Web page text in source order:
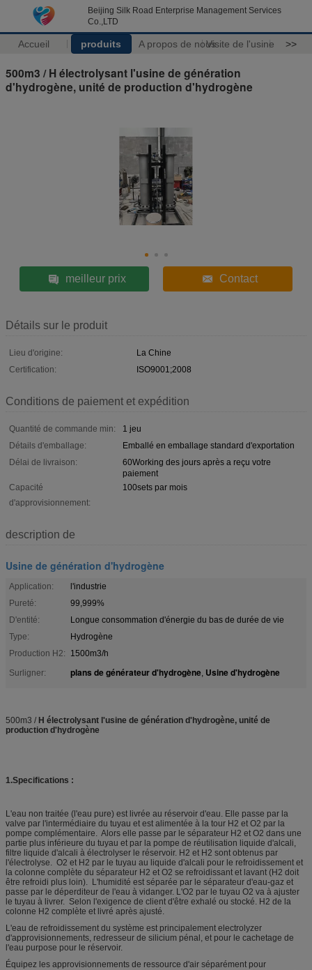
Beijing Silk Road Enterprise Management Services
Co.,LTD
Accueil produits A propos de nousVisite de l'usine >>
500m3 / H électrolysant l'usine de génération
d'hydrogène, unité de production d'hydrogène
meilleur prix Contact
Détails sur le produit
Lieu d'origine:
La Chine
Certification:
ISO9001;2008
Conditions de paiement et expédition
Quantité de commande min:
1 jeu
Détails d'emballage:
Emballé en emballage standard d'exportation
Délai de livraison:
60Working des jours après a reçu votre
paiement
Capacité
d'approvisionnement:
100sets par mois
description de
Usine de génération d'hydrogène
Application:
l'industrie
Pureté:
99,999%
D'entité:
Longue consommation d'énergie du bas de durée de vie
Type:
Hydrogène
Production H2:
1500m3/h
Surligner:
plans de générateur d'hydrogène, Usine d'hydrogène
500m3 / H électrolysant l'usine de génération d'hydrogène, unité de
production d'hydrogène
1.Specifications :
L'eau non traitée (l'eau pure) est livrée au réservoir d'eau. Elle passe par la
valve par l'intermédiaire du tuyau et est alimentée à la tour H2 et O2 par la
pompe complémentaire. Alors elle passe par le séparateur H2 et O2 dans une
partie plus inférieure du tuyau et par la pompe de réutilisation liquide d'alcali,
filtre liquide d'alcali à électrolyser le réservoir. H2 et H2 sont obtenus par
l'électrolyse. O2 et H2 par le tuyau au liquide d'alcali pour le refroidissement et
la colonne complète du séparateur H2 et O2 se refroidissant et lavant (H2 doit
être refroidi plus loin). L'humidité est séparée par le séparateur d'eau-gaz et
passe par le déperditeur de l'eau à vidanger. L'O2 par le tuyau O2 va à ajuster
le tuyau à livrer. Selon l'exigence de client d'être exhalé ou stocké. H2 de la
colonne H2 complète et livré après ajusté.
L'eau de refroidissement du système est principalement electrolyzer
d'approvisionnements, redresseur de silicium pénal, et pour le cachetage de
l'eau purpose pour le réservoir.
Équipez les approvisionnements de ressource d'air séparément pour